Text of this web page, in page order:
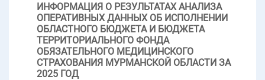
ИНФОРМАЦИЯ О РЕЗУЛЬТАТАХ АНАЛИЗА
ОПЕРАТИВНЫХ ДАННЫХ ОБ ИСПОЛНЕНИИ
ОБЛАСТНОГО БЮДЖЕТА И БЮДЖЕТА
ТЕРРИТОРИАЛЬНОГО ФОНДА
ОБЯЗАТЕЛЬНОГО МЕДИЦИНСКОГО
СТРАХОВАНИЯ МУРМАНСКОЙ ОБЛАСТИ ЗА
2025 ГОД